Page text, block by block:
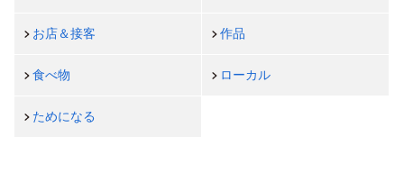
お店＆接客 作品
食べ物 ローカル
ためになる